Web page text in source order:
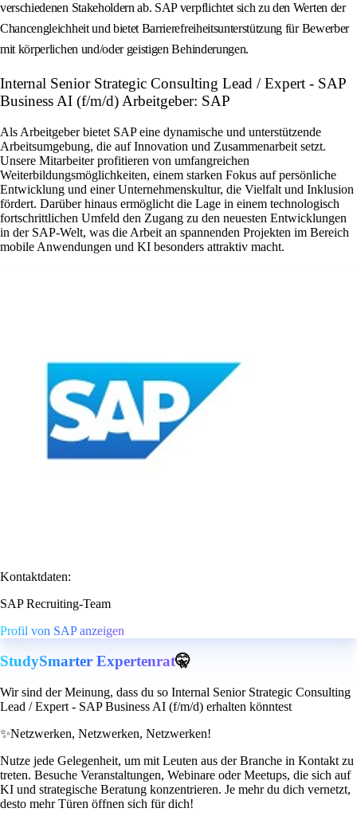
verschiedenen Stakeholdern ab. SAP verpflichtet sich zu den Werten der
Chancengleichheit und bietet Barrierefreiheitsunterstützung für Bewerber
mit körperlichen und/oder geistigen Behinderungen.
Internal Senior Strategic Consulting Lead / Expert - SAP
Business AI (f/m/d) Arbeitgeber: SAP
Als Arbeitgeber bietet SAP eine dynamische und unterstützende
Arbeitsumgebung, die auf Innovation und Zusammenarbeit setzt.
Unsere Mitarbeiter profitieren von umfangreichen
Weiterbildungsmöglichkeiten, einem starken Fokus auf persönliche
Entwicklung und einer Unternehmenskultur, die Vielfalt und Inklusion
fördert. Darüber hinaus ermöglicht die Lage in einem technologisch
fortschrittlichen Umfeld den Zugang zu den neuesten Entwicklungen
in der SAP-Welt, was die Arbeit an spannenden Projekten im Bereich
mobile Anwendungen und KI besonders attraktiv macht.
Kontaktdaten:
SAP Recruiting-Team
Profil von SAP anzeigen
StudySmarter Expertenrat🤫
Wir sind der Meinung, dass du so Internal Senior Strategic Consulting
Lead / Expert - SAP Business AI (f/m/d) erhalten könntest
✨Netzwerken, Netzwerken, Netzwerken!
Nutze jede Gelegenheit, um mit Leuten aus der Branche in Kontakt zu
treten. Besuche Veranstaltungen, Webinare oder Meetups, die sich auf
KI und strategische Beratung konzentrieren. Je mehr du dich vernetzt,
desto mehr Türen öffnen sich für dich!